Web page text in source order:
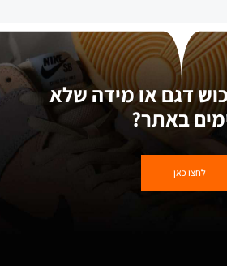
דגם או מידה שלא
באתר?
לחצו כאן